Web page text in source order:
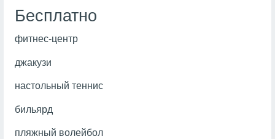
Бесплатно
фитнес-центр
джакузи
настольный теннис
бильярд
пляжный волейбол